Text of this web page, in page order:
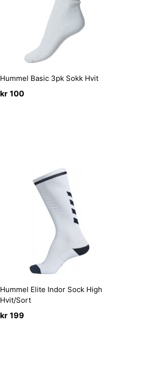
Hummel Basic 3pk Sokk Hvit
kr100
Hummel Elite Indor Sock High
Hvit/Sort
kr199